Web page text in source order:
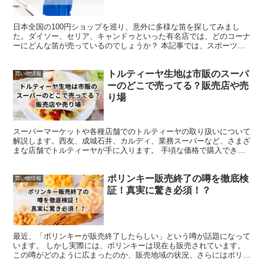
日本全国の100円ショップを巡り、意外に多様な笛を探してみまし
た。ダイソー、セリア、キャンドゥといった有名店では、どのコーナ
ーにどんな笛が売っているのでしょうか？ 本記事では、スポーツイ
買い物情報
トルティーヤ生地は市販のスーパ
ーのどこで売ってる？販売店や売
り場
スーパーマーケットや各種店舗でのトルティーヤの取り扱いについて
解説します。西友、成城石井、カルディ、業務スーパーなど、さまざ
まな店舗でトルティーヤが手に入ります。 手頃な価格で購入できる
買い物情報
ポリンキー販売終了の噂を徹底検
証！真実に驚き必須！？
最近、「ポリンキーが販売終了したらしい」という噂が話題になって
います。 しかし実際には、ポリンキーは現在も販売されています。
この噂がどのように広まったのか、販売地域の状況、さらにはポリン